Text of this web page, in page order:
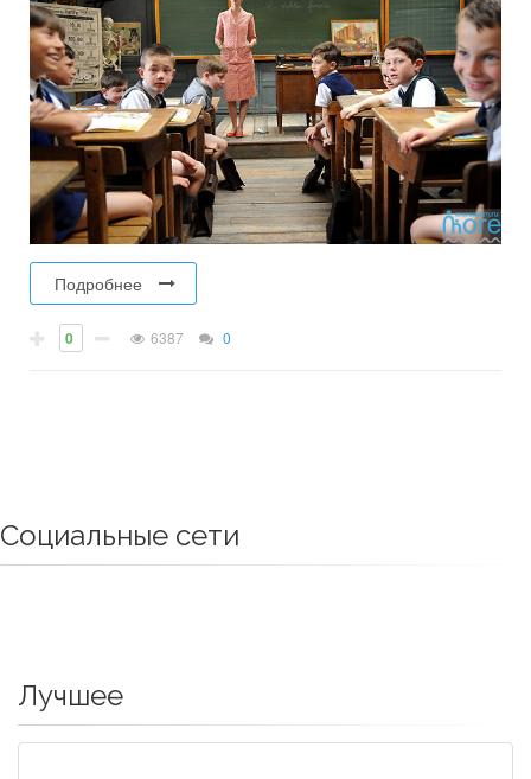
Подробнее
0 6387 0
Социальные сети
Лучшее